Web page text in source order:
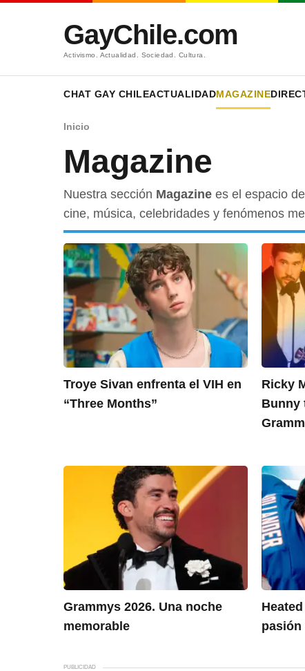
GayChile.com
Activismo. Actualidad. Sociedad. Cultura.
CHAT GAY CHILEACTUALIDADMAGAZINE
Inicio
Magazine
Nuestra sección Magazine es el espacio
cine, música, celebridades y fenómenos
Troye Sivan enfrenta el VIH en
“Three Months”
Ricky
Bunny
Grammys 2026. Una noche
memorable
pasión
PUBLICIDAD